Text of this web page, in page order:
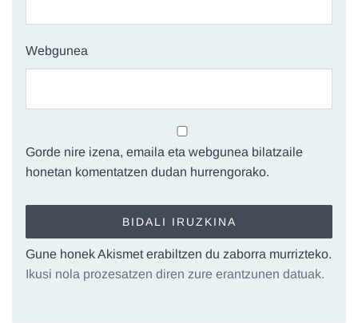
Webgunea
Gorde nire izena, emaila eta webgunea bilatzaile
honetan komentatzen dudan hurrengorako.
Gune honek Akismet erabiltzen du zaborra murrizteko.
Ikusi nola prozesatzen diren zure erantzunen datuak.